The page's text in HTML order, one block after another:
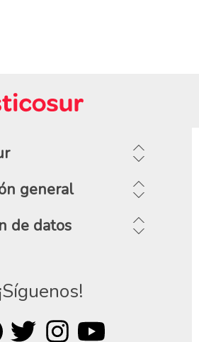
general
de datos
¡Síguenos!